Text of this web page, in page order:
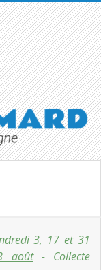
3, 17 et 31
août- Collecte